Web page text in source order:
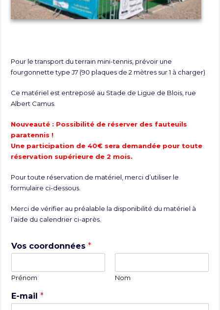
Pour le transport du terrain mini-tennis, prévoir une
fourgonnette type J7 (90 plaques de 2 mètres sur 1 à charger)
Ce matériel est entreposé au Stade de Ligue de Blois, rue
Albert Camus.
Nouveauté : Possibilité de réserver des fauteuils
paratennis !
Une participation de 40€ sera demandée pour toute
réservation supérieure de 2 mois.
Pour toute réservation de matériel, merci d’utiliser le
formulaire ci-dessous.
Merci de vérifier au préalable la disponibilité du matériel à
l’aide du calendrier ci-après.
Vos coordonnées*
Prénom Nom
E-mail*